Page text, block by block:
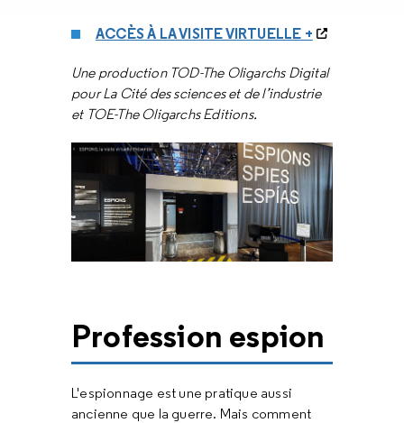
ACCÈS À LA VISITE VIRTUELLE +
Une production TOD-The Oligarchs Digital
pour La Cité des sciences et de l’industrie
et TOE-The Oligarchs Editions.
Profession espion
L'espionnage est une pratique aussi
ancienne que la guerre. Mais comment